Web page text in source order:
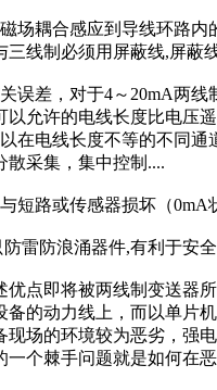
场耦合感应到导线环路
线制必须用屏蔽线,屏蔽
误差，对于4～20mA两
允许的电线长度比电压
在电线长度不等的不同
散采集，集中控制....
短路或传感器损坏（0mA
雷防浪涌器件,有利于安
点即将被两线制变送器
的动力线上，而以单片
场的环境较为恶劣，强
个棘手问题就是如何在